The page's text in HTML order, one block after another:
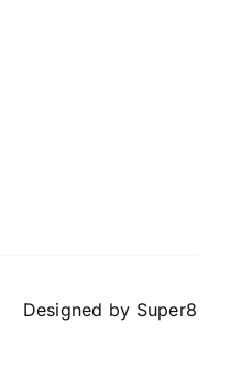
Designed by Super8